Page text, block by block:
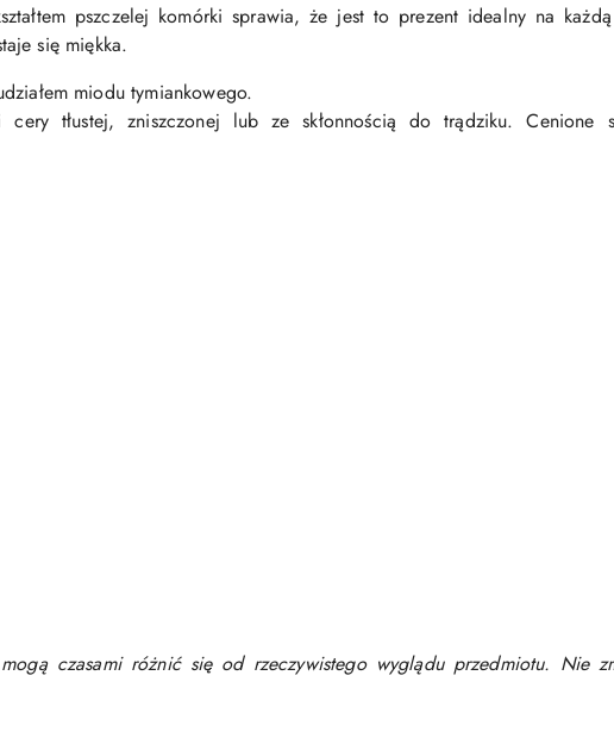
pszczelej komórki sprawia, że jest to prezent idealny na
się miękka.
miodu tymiankowego.
tłustej, zniszczonej lub ze skłonnością do trądziku. Cenione
czasami różnić się od rzeczywistego wyglądu przedmiotu. Nie